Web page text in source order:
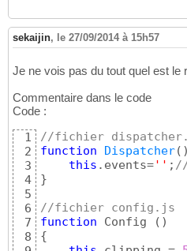
14
15
16
18
19
20
21
22
23
24
25
26
27
28
29
30
function Loader (
{
var
oScript.src =
oScript.type
//
this. include '/
    Config.
call
    Dispatcher.
call
sekaijin, le 27/09/2014 à 15h57
Je ne vois pas du tout quel est le
Commentaire dans le code
Code :
1
2
3
4
5
6
7
8
//fichier
function
Dispatcher( )
this .events='' ;
}
//fichier config.js
function Config ( )
{